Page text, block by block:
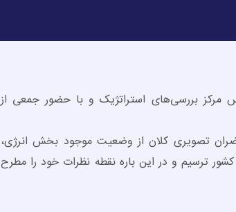
مرکز بررسی‌های استراتژیک و با حضور جمعی از
تصویری کلان از وضعیت موجود بخش انرژی،
کشور ترسیم و در این باره نقطه نظرات خود را مطرح